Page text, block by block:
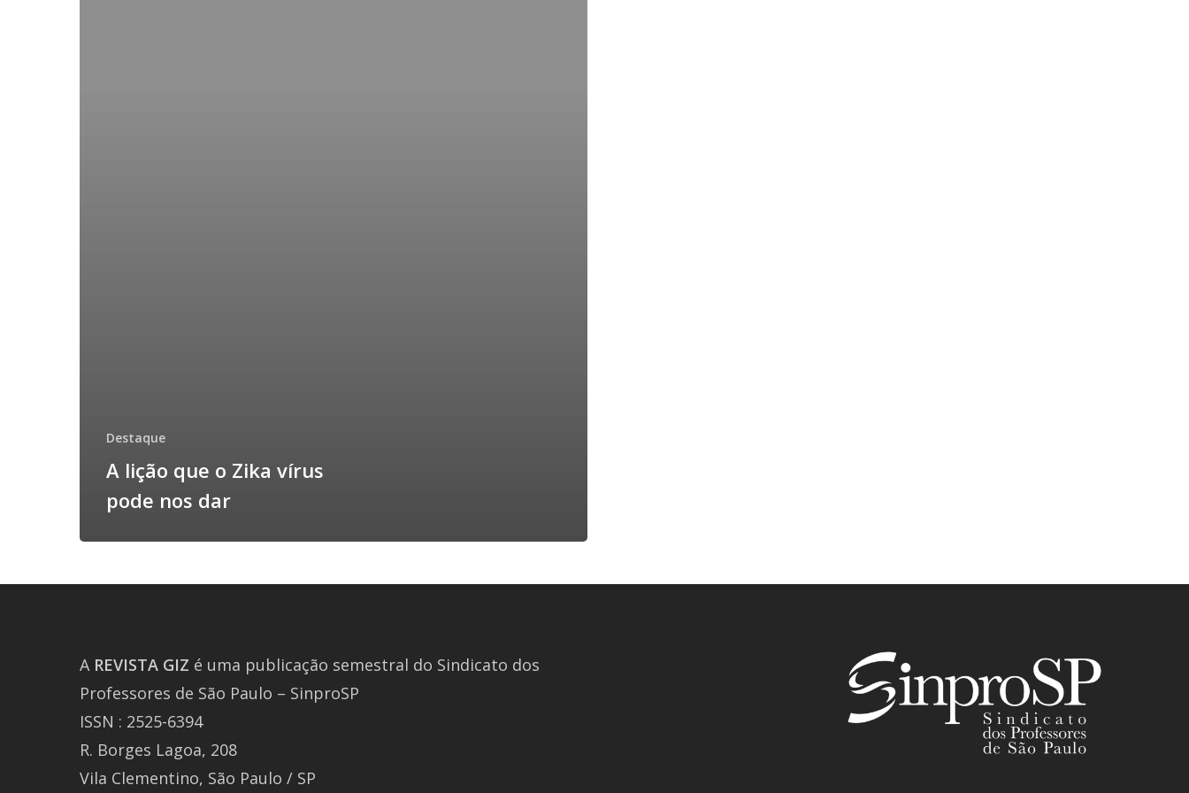
Destaque
A lição que o Zika vírus
pode nos dar
A REVISTA GIZ é uma publicação semestral do Sindicato dos
Professores de São Paulo – SinproSP
ISSN : 2525-6394
R. Borges Lagoa, 208
Vila Clementino, São Paulo / SP